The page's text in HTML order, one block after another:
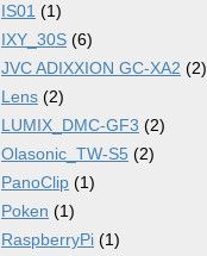
IS01 (1)
IXY_30S (6)
JVC ADIXXION GC-XA2 (2)
Lens (2)
LUMIX_DMC-GF3 (2)
Olasonic_TW-S5 (2)
PanoClip (1)
Poken (1)
RaspberryPi (1)